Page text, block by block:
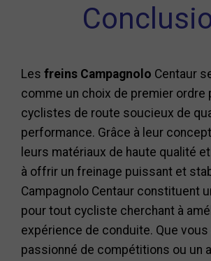
Les freins Campagnolo Centaur
comme un choix de premier ordre
cyclistes de route soucieux de
performance. Grâce à leur
leurs matériaux de haute qualité
à offrir un freinage puissant et
Campagnolo Centaur constituent
pour tout cycliste cherchant à
expérience de conduite. Que vous
passionné de compétitions ou un